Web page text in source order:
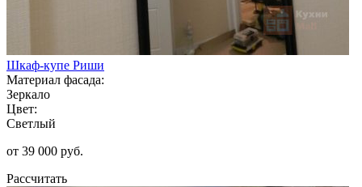
Шкаф-купе Риши
Материал фасада:
Зеркало
Цвет:
Светлый
от 39 000 руб.
Рассчитать